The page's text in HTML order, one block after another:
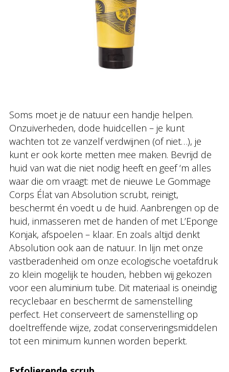
Soms moet je de natuur een handje helpen.
Onzuiverheden, dode huidcellen – je kunt
wachten tot ze vanzelf verdwijnen (of niet…), je
kunt er ook korte metten mee maken. Bevrijd de
huid van wat die niet nodig heeft en geef ‘m alles
waar die om vraagt: met de nieuwe Le Gommage
Corps Élat van Absolution scrubt, reinigt,
beschermt én voedt u de huid. Aanbrengen op de
huid, inmasseren met de handen of met L’Eponge
Konjak, afspoelen – klaar. En zoals altijd denkt
Absolution ook aan de natuur. In lijn met onze
vastberadenheid om onze ecologische voetafdruk
zo klein mogelijk te houden, hebben wij gekozen
voor een aluminium tube. Dit materiaal is oneindig
recyclebaar en beschermt de samenstelling
perfect. Het conserveert de samenstelling op
doeltreffende wijze, zodat conserveringsmiddelen
tot een minimum kunnen worden beperkt.